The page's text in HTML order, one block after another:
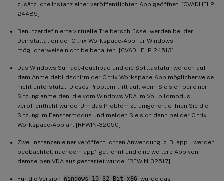
zusätzliche Instanz einer veröffentlichten App geöffnet. [CVADHELP-
24485]
Benutzerdefinierte virtuelle Treiberschlüssel werden bei der
Deinstallation der Citrix Workspace-App für Windows
möglicherweise nicht beibehalten. [CVADHELP-24513]
Das Windows Surface-Touchpad und die Softtastatur werden auf
dem Anmeldebildschirm der Citrix Workspace-App möglicherweise
nicht unterstützt. Dieses Problem tritt auf, wenn Sie sich bei einer
Sitzung anmelden, die vom Windows VDA im Vollbildmodus
veröffentlicht wurde. Um das Problem zu umgehen, öffnen Sie die
Sitzung im Fenstermodus und melden Sie sich dann bei der Citrix
Workspace-App an. [RFWIN-32050]
Zwei Instanzen einer veröffentlichten Anwendung, z. B. app1, werden
beobachtet, nachdem app1 getrennt und eine weitere App von
demselben VDA aus gestartet wurde. [RFWIN-32517]
Für die Version Windows 10 32 Bit x86 wurde das